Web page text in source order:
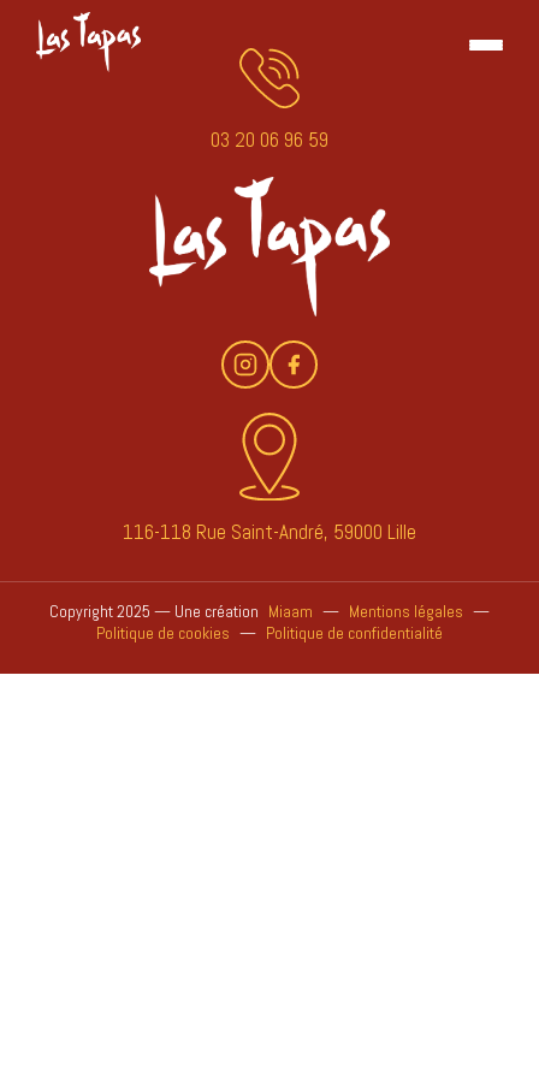
03 20 06 96 59
116-118 Rue Saint-André, 59000 Lille
Copyright 2025 — Une création Miaam — Mentions légales —
Politique de cookies — Politique de confidentialité